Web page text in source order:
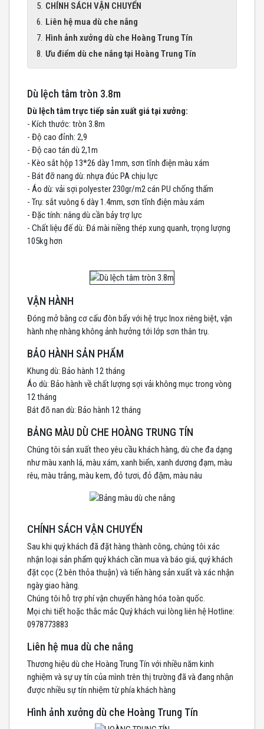
CHÍNH SÁCH VẬN CHUYỂN
Liên hệ mua dù che nắng
Hình ảnh xưởng dù che Hoàng Trung Tín
Ưu điểm dù che nắng tại Hoàng Trung Tín
Dù lệch tâm tròn 3.8m
Dù lệch tâm trực tiếp sản xuất giá tại xưởng:
- Kích thước: tròn 3.8m
- Độ cao đỉnh: 2,9
- Độ cao tán dù 2,1m
- Kèo sắt hộp 13*26 dày 1mm, sơn tĩnh điện màu xám
- Bát đỡ nang dù: nhựa đúc PA chịu lực
- Áo dù: vải sợi polyester 230gr/m2 cán PU chống thấm
- Trụ: sắt vuông 6 dày 1.4mm, sơn tĩnh điện màu xám
- Đặc tính: nâng dù cần bảy trợ lực
- Chất liệu đế dù: Đá mài niềng thép xung quanh, trọng lượng
105kg hơn
VẬN HÀNH
Đóng mở bằng cơ cấu đòn bẩy với hệ trục Inox riêng biệt, vận
hành nhẹ nhàng không ảnh hưởng tới lớp sơn thân trụ.
BẢO HÀNH SẢN PHẨM
Khung dù: Bảo hành 12 tháng
Áo dù: Bảo hành về chất lượng sợi vải không mục trong vòng
12 tháng
Bát đõ nan dù: Bảo hành 12 tháng
BẢNG MÀU DÙ CHE HOÀNG TRUNG TÍN
Chúng tôi sản xuất theo yêu cầu khách hàng, dù che đa dạng
như màu xanh lá, màu xám, xanh biển, xanh dương đạm, màu
rêu, màu trắng, màu kem, đỏ tươi, đỏ đậm, màu nâu
CHÍNH SÁCH VẬN CHUYỂN
Sau khi quý khách đã đặt hàng thành công, chúng tôi xác
nhận loại sản phẩm quý khách cần mua và báo giá, quý khách
đặt cọc (2 bên thỏa thuận) và tiến hàng sản xuất và xác nhận
ngày giao hàng.
Chúng tôi hỗ trợ phí vận chuyển hàng hóa toàn quốc.
Mọi chi tiết hoặc thắc mắc Quý khách vui lòng liên hệ Hotline:
0978773883
Liên hệ mua dù che nắng
Thương hiệu dù che Hoàng Trung Tín với nhiều năm kinh
nghiệm và sự uy tín của mình trên thị trường đã và đang nhận
được nhiều sự tín nhiệm từ phía khách hàng
Hình ảnh xưởng dù che Hoàng Trung Tín